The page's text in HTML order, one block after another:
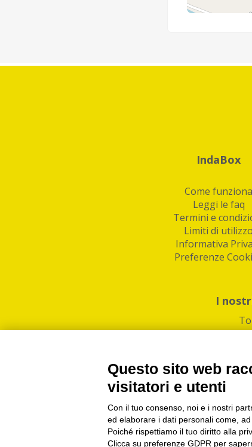
IndaBox
Come funziona
Leggi le faq
Termini e
Limiti di utilizzo
Informativa
Preferenze
I
PI/CF/N°Iscr.:
IndaBox | Oltre
Questo sito web
visitatori e utenti
Con il tuo consenso, noi e i nostri
ed elaborare i dati personali come,
Poiché rispettiamo il tuo diritto alla
Clicca su preferenze GDPR per